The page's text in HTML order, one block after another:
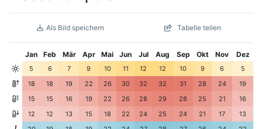
Als Bild speichern Tabelle teilen
Jan Feb Mär Apr Mai Jun Jul Aug Sep Okt Nov Dez
5 6 7 9 10 11 12 12 10 9 6
5
18
18 19 22 26 30 32 32 31 28 24
19
15
15 16 19 22 26 28 29 28 25 21
16
12
12 13 15 18 22 24 25 24 21 17
13